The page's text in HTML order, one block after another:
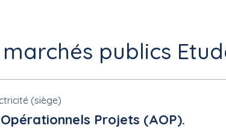
publics
(siège)
Projets (AOP).